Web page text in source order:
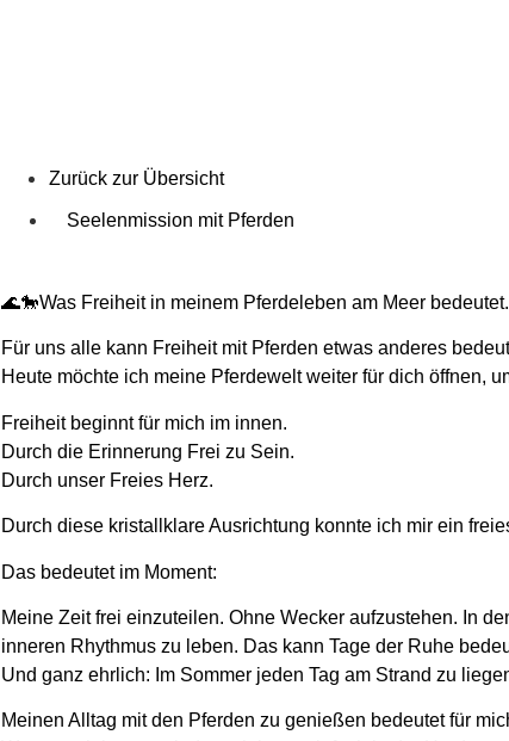
Zurück zur Übersicht
Seelenmission mit Pferden
🌊🐎Was Freiheit in meinem Pferdeleben am Meer bedeutet.
Für uns alle kann Freiheit mit Pferden etwas anderes
Heute möchte ich meine Pferdewelt weiter für dich öffnen,
Freiheit beginnt für mich im innen.
Durch die Erinnerung Frei zu Sein.
Durch unser Freies Herz.
Durch diese kristallklare Ausrichtung konnte ich mir ein
Das bedeutet im Moment:
Meine Zeit frei einzuteilen. Ohne Wecker aufzustehen. In
inneren Rhythmus zu leben. Das kann Tage der Ruhe
Und ganz ehrlich: Im Sommer jeden Tag am Strand zu
Meinen Alltag mit den Pferden zu genießen bedeutet für